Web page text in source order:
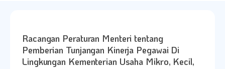
DOKUMEN PEMBENTUKAN PUU
GRAFIK STATISTIK
Racangan Peraturan Menteri tentang
Pemberian Tunjangan Kinerja Pegawai Di
Lingkungan Kementerian Usaha Mikro, Kecil,